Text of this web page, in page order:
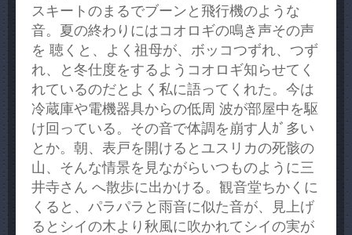
スキートのまるでブーンと飛行機のような
音。夏の終わりにはコオロギの鳴き声その声
を 聴くと、よく祖母が、ボッコつずれ、つず
れ、と冬仕度をするようコオロギ知らせてく
れているのだとよく私に語ってくれた。今は
冷蔵庫や電機器具からの低周 波が部屋中を駆
け回っている。その音で体調を崩す人ｶﾞ多い
とか。朝、表戸を開けるとユスリカの死骸の
山、そんな情景を見ながらいつものように三
井寺さん へ散歩に出かける。観音堂ちかくに
くると、パラパラと雨音に似た音が、見上げ
るとシイの木より秋風に吹かれてシイの実が